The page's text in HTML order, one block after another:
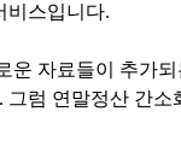
비스입니다.
운 자료들이 추가
그럼 연말정산 간